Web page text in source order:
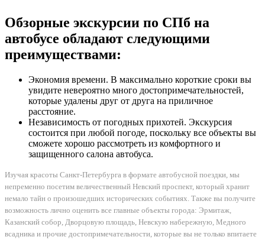
Обзорные экскурсии по СПб на
автобусе обладают следующими
преимуществами:
Экономия времени. В максимально короткие сроки вы
увидите невероятно много достопримечательностей,
которые удалены друг от друга на приличное
расстояние.
Независимость от погодных прихотей. Экскурсия
состоится при любой погоде, поскольку все объекты вы
сможете хорошо рассмотреть из комфортного и
защищенного салона автобуса.
Изучая красоты Санкт-Петербурга в формате автобусной поездки, мы
непременно посетим величественный Невский проспект, который хранит
немало тайн о произошедших исторических событиях. Также вы получите
возможность лично оценить все главные объекты города: Эрмитаж,
Казанский собор, Дворцовую площадь, Невскую набережную, Медного
всадника и прочие достопримечательности, которые вы не только впитаете